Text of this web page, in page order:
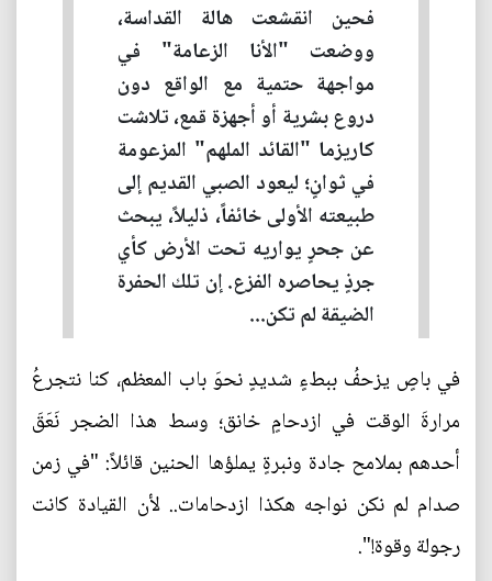
فحين انقشعت هالة القداسة،
ووضعت "الأنا الزعامة" في
مواجهة حتمية مع الواقع دون
دروع بشرية أو أجهزة قمع، تلاشت
كاريزما "القائد الملهم" المزعومة
في ثوانٍ؛ ليعود الصبي القديم إلى
طبيعته الأولى خائفاً، ذليلاً، يبحث
عن جحرٍ يواريه تحت الأرض كأي
جرذٍ يحاصره الفزع. إن تلك الحفرة
الضيقة لم تكن...
في باصٍ يزحفُ ببطءٍ شديدٍ نحوَ باب المعظم، كنا نتجرعُ
مرارةَ الوقت في ازدحامٍ خانق؛ وسط هذا الضجر نَعَقَ
أحدهم بملامح جادة ونبرةٍ يملؤها الحنين قائلاً: "في زمن
صدام لم نكن نواجه هكذا ازدحامات.. لأن القيادة كانت
رجولة وقوة!".